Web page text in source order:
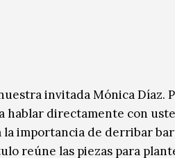
invitada Mónica Díaz.
directamente con
importancia de derribar
reúne las piezas para